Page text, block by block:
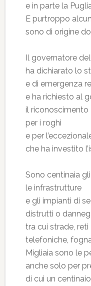
e in parte la
E purtroppo
sono di origine
Il governatore
ha dichiarato lo
e di emergenza
e ha richiesto al
il
per i roghi
e per
che ha investito
Sono centinaia
le infrastrutture
e gli impianti di
distrutti o
tra cui strade, reti
telefoniche,
Migliaia sono le
anche solo per
di cui un centinaio